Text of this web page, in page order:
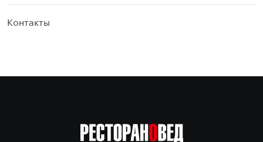
Контакты